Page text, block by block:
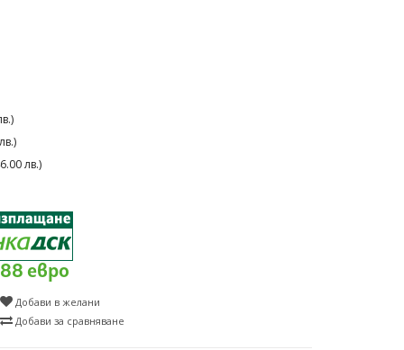
лв.)
евро
Добави в желани
Добави за сравняване